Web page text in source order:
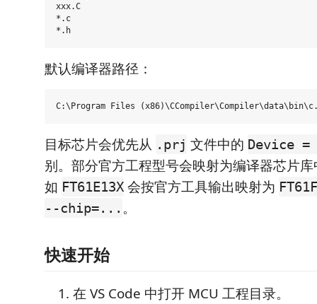
xxx.C
*.c
默认编译器路径：
目标芯片会优先从 .prj 文件中的 Device
别。部分官方工程型号会映射为编译器芯片
如 FT61E13X 会按官方工具输出映射为
--chip=... 。
快速开始
在 VS Code 中打开 MCU 工程目录。